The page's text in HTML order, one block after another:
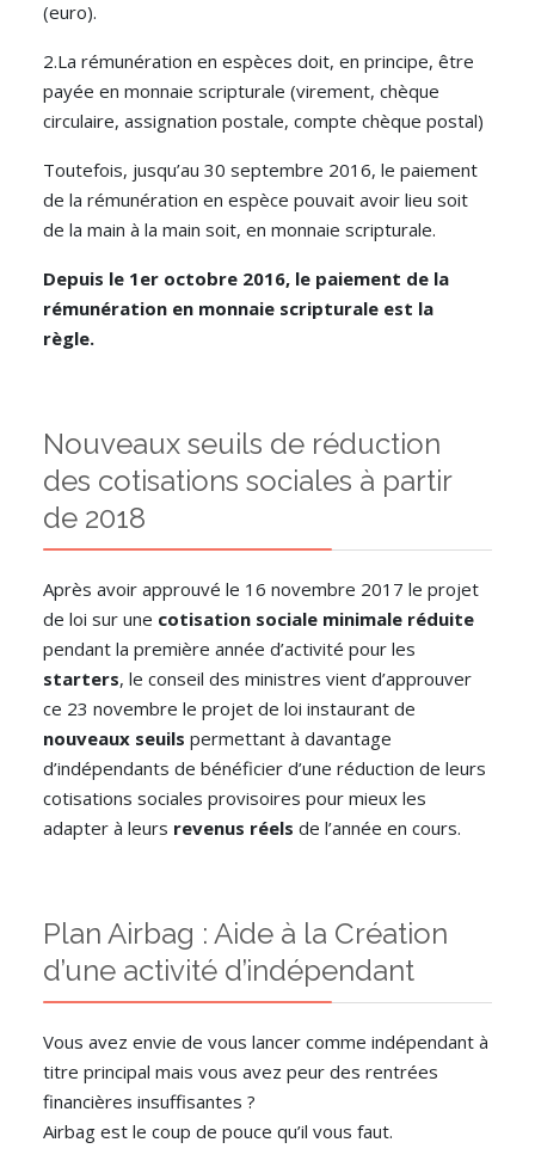
(euro).
2.La rémunération en espèces doit, en principe, être
payée en monnaie scripturale (virement, chèque
circulaire, assignation postale, compte chèque postal)
Toutefois, jusqu’au 30 septembre 2016, le paiement
de la rémunération en espèce pouvait avoir lieu soit
de la main à la main soit, en monnaie scripturale.
Depuis le 1er octobre 2016, le paiement de la
rémunération en monnaie scripturale est la
règle.
Nouveaux seuils de réduction
des cotisations sociales à partir
de 2018
Après avoir approuvé le 16 novembre 2017 le projet
de loi sur une cotisation sociale minimale réduite
pendant la première année d’activité pour les
starters, le conseil des ministres vient d’approuver
ce 23 novembre le projet de loi instaurant de
nouveaux seuils permettant à davantage
d’indépendants de bénéficier d’une réduction de leurs
cotisations sociales provisoires pour mieux les
adapter à leurs revenus réels de l’année en cours.
Plan Airbag : Aide à la Création
d’une activité d’indépendant
Vous avez envie de vous lancer comme indépendant à
titre principal mais vous avez peur des rentrées
financières insuffisantes ?
Airbag est le coup de pouce qu’il vous faut.